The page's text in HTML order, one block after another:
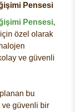
Pensesi
Pensesi,
özel olarak
ve güvenli
bu
güvenli bir